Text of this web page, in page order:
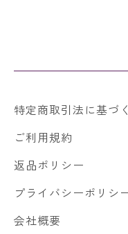
特定商取引法に基づ
ご利用規約
返品ポリシー
プライバシーポリシ
会社概要